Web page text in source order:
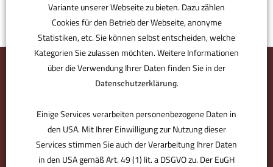
Variante unserer Webseite zu bieten. Dazu zählen
Cookies für den Betrieb der Webseite, anonyme
Statistiken, etc. Sie können selbst entscheiden, welche
Kategorien Sie zulassen möchten. Weitere Informationen
über die Verwendung Ihrer Daten finden Sie in der
Datenschutzerklärung.
Einige Services verarbeiten personenbezogene Daten in
den USA. Mit Ihrer Einwilligung zur Nutzung dieser
Services stimmen Sie auch der Verarbeitung Ihrer Daten
in den USA gemäß Art. 49 (1) lit. a DSGVO zu. Der EuGH